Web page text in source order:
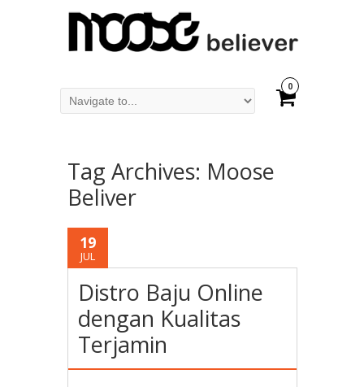
0
Tag Archives: Moose
Beliver
19
JUL
Distro Baju Online
dengan Kualitas
Terjamin